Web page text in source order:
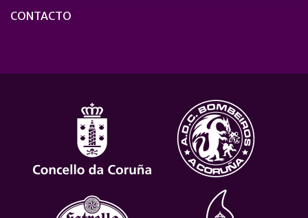
CONTACTO